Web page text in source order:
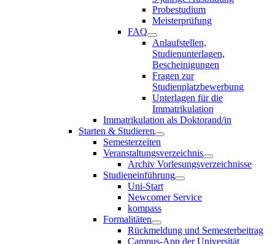
Probestudium
Meisterprüfung
FAQ
Anlaufstellen,
Studienunterlagen,
Bescheinigungen
Fragen zur
Studienplatzbewerbung
Unterlagen für die
Immatrikulation
Immatrikulation als Doktorand/in
Starten & Studieren
Semesterzeiten
Veranstaltungsverzeichnis
Archiv Vorlesungsverzeichnisse
Studieneinführung
Uni-Start
Newcomer Service
kompass
Formalitäten
Rückmeldung und Semesterbeitrag
Campus-App der Universität